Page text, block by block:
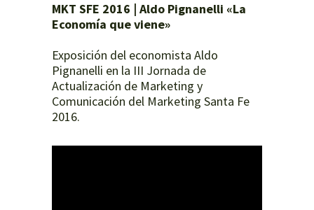
MKT SFE 2016 | Aldo Pignanelli «La
Economía que viene»
Exposición del economista Aldo
Pignanelli en la III Jornada de
Actualización de Marketing y
Comunicación del Marketing Santa Fe
2016.